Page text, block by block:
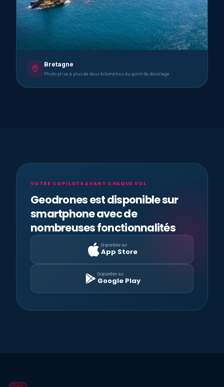
Bretagne
Photo prise à plus de deux kilomètres du point de décollage
VOTRE COPILOTE AVANT CHAQUE VOL
Geodrones est disponible sur
smartphone avec de
nombreuses fonctionnalités
Disponible sur
App Store
Disponible sur
Google Play